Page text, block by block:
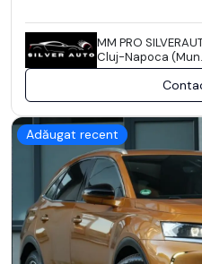
MM PRO
Cluj-Napoca
Adăugat recent